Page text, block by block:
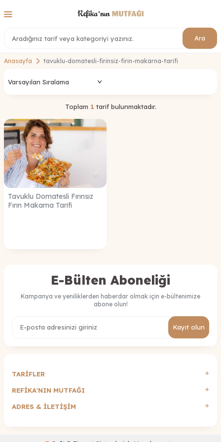
Ara
Anasayfa tavuklu-domatesli-firinsiz-firin-makarna-tarifi
Toplam 1 tarif bulunmaktadır.
Tavuklu Domatesli Fırınsız
Fırın Makarna Tarifi
E-Bülten Aboneliği
Kampanya ve yeniliklerden haberdar olmak için e-bültenimize
abone olun!
Kayıt olun
TARİFLER
REFİKA'NIN MUTFAĞI
ADRES & İLETIŞIM